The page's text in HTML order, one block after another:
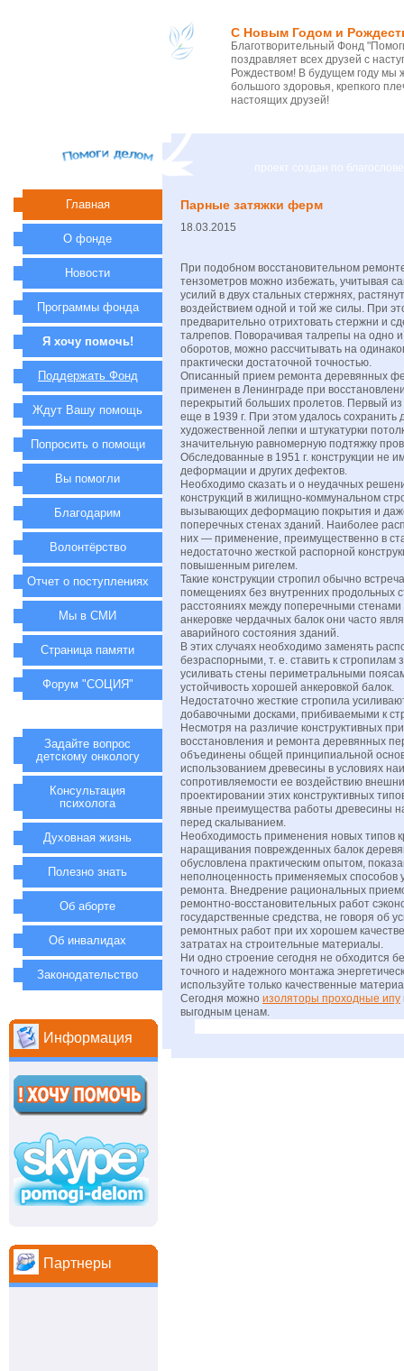
С Новым Годом и
Благотворительный Фонд
поздравляет всех друзей с
Рождеством! В будущем году
большого здоровья, крепкого
настоящих друзей!
проект создан по
Парные затяжки ферм
18.03.2015
При подобном восстановительном
тензометров можно избежать, учитывая
усилий в двух стальных стержнях,
воздействием одной и той же силы. При
предварительно отрихтовать стержни и
талрепов. Поворачивая талрепы на одно
оборотов, можно рассчитывать на
практически достаточной точностью.
Описанный прием ремонта деревянных
применен в Ленинграде при
перекрытий больших пролетов. Первый
еще в 1939 г. При этом удалось сохранить
художественной лепки и штукатурки
значительную равномерную подтяжку
Обследованные в 1951 г. конструкции не
деформации и других дефектов.
Необходимо сказать и о неудачных
конструкций в жилищно-коммунальном
вызывающих деформацию покрытия и
поперечных стенах зданий. Наиболее
них — применение, преимущественно в
недостаточно жесткой распорной
повышенным ригелем.
Такие конструкции стропил обычно
помещениях без внутренних продольных
расстояниях между поперечными стенами
анкеровке чердачных балок они часто
аварийного состояния зданий.
В этих случаях необходимо заменять
безраспорными, т. е. ставить к стропилам
усиливать стены периметральными
устойчивость хорошей анкеровкой балок.
Недостаточно жесткие стропила
добавочными досками, прибиваемыми к
Несмотря на различие конструктивных
восстановления и ремонта деревянных
объединены общей принципиальной
использованием древесины в условиях
сопротивляемости ее воздействию
проектировании этих конструктивных
явные преимущества работы древесины
перед скалыванием.
Необходимость применения новых типов
наращивания поврежденных балок
обусловлена практическим опытом,
неполноценность применяемых способов
ремонта. Внедрение рациональных
ремонтно-восстановительных работ
государственные средства, не говоря об
ремонтных работ при их хорошем
затратах на строительные материалы.
Ни одно строение сегодня не обходится
точного и надежного монтажа
используйте только качественные
Сегодня можно изоляторы проходные ипу
выгодным ценам.
Главная
О фонде
Новости
Программы фонда
Я хочу помочь!
Поддержать Фонд
Ждут Вашу помощь
Попросить о помощи
Вы помогли
Благодарим
Волонтёрство
Отчет о поступлениях
Мы в СМИ
Страница памяти
Форум "СОЦИЯ"
Задайте вопрос
детскому онкологу
Консультация
психолога
Духовная жизнь
Полезно знать
Об аборте
Об инвалидах
Законодательство
Информация
Партнеры